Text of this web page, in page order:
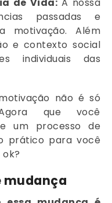
passadas e
motivação. Além
e contexto social
individuais das
não é só
que você
um processo de
prático para você
mudança